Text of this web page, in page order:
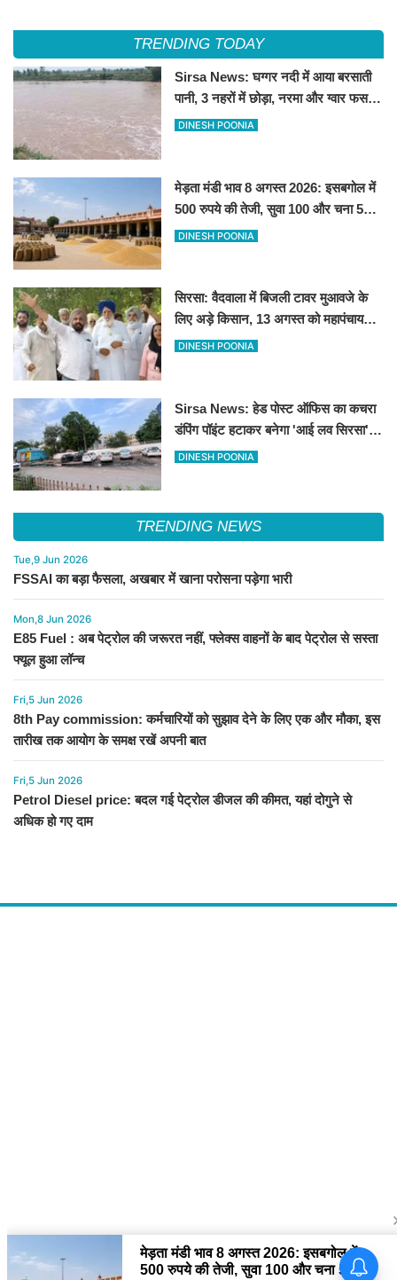
TRENDING TODAY
Sirsa News: घग्गर नदी में आया बरसाती
पानी, 3 नहरों में छोड़ा, नरमा और ग्वार फसल
को फायदा
DINESH POONIA
मेड़ता मंडी भाव 8 अगस्त 2026: इसबगोल में
500 रुपये की तेजी, सुवा 100 और चना 50
रूपए मंदे
DINESH POONIA
सिरसा: वैदवाला में बिजली टावर मुआवजे के
लिए अड़े किसान, 13 अगस्त को महापंचायत
का ऐलान
DINESH POONIA
Sirsa News: हेड पोस्ट ऑफिस का कचरा
डंपिंग पॉइंट हटाकर बनेगा 'आई लव सिरसा'
सेल्फी पॉइंट
DINESH POONIA
TRENDING NEWS
Tue,9 Jun 2026
FSSAI का बड़ा फैसला, अखबार में खाना परोसना पड़ेगा भारी
Mon,8 Jun 2026
E85 Fuel : अब पेट्रोल की जरूरत नहीं, फ्लेक्स वाहनों के बाद पेट्रोल से सस्ता
फ्यूल हुआ लॉन्च
Fri,5 Jun 2026
8th Pay commission: कर्मचारियों को सुझाव देने के लिए एक और मौका, इस
तारीख तक आयोग के समक्ष रखें अपनी बात
Fri,5 Jun 2026
Petrol Diesel price: बदल गई पेट्रोल डीजल की कीमत, यहां दोगुने से
अधिक हो गए दाम
Follow Us